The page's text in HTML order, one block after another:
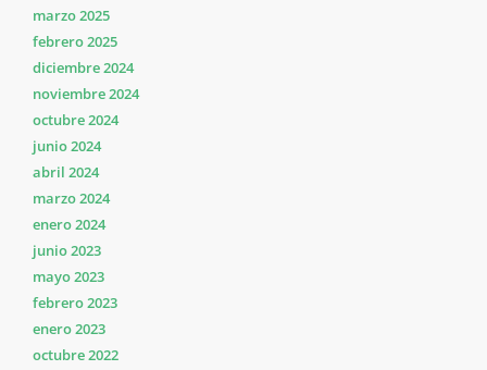
marzo 2025
febrero 2025
diciembre 2024
noviembre 2024
octubre 2024
junio 2024
abril 2024
marzo 2024
enero 2024
junio 2023
mayo 2023
febrero 2023
enero 2023
octubre 2022